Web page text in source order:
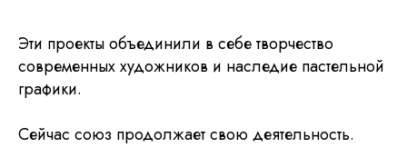
Эти проекты объединили в себе творчество
современных художников и наследие пастельной
графики.
Сейчас союз продолжает свою деятельность.
С оформлением картин к выставке нам помогает
багетная мастерскаяИдиллиум
Администрирование
Договор-оферта
Отказ от ответственности